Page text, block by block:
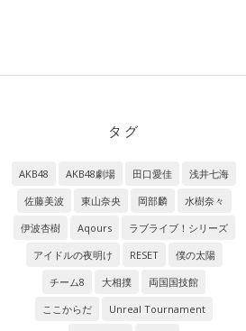
タグ
AKB48 AKB48劇場 田口愛佳
浅井七海
佐藤美波
東山奈央 岡部麟
水樹奈々
伊波杏樹
Aqours
ラブライブ！シリーズ
アイドルの夜明け
RESET
僕の太陽
チーム8
大相撲
両国国技館
ここからだ
Unreal Tournament